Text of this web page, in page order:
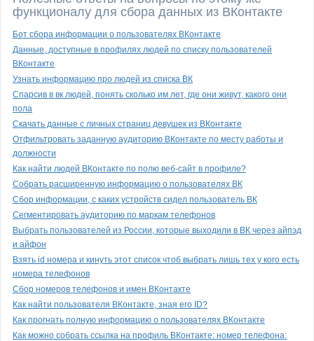
функционалу для сбора данных из ВКонтакте
Бот сбора информации о пользователях ВКонтакте
Данные, доступные в профилях людей по списку пользователей
ВКонтакте
Узнать информацию про людей из списка ВК
Спарсив в вк людей, понять сколько им лет, где они живут, какого они
пола
Скачать данные с личных страниц девушек из ВКонтакте
Отфильтровать заданную аудиторию ВКонтакте по месту работы и
должности
Как найти людей ВКонтакте по полю веб-сайт в профиле?
Собрать расширенную информацию о пользователях ВК
Сбор информации, с каких устройств сидел пользователь ВК
Сегментировать аудиторию по маркам телефонов
Выбрать пользователей из России, которые выходили в ВК через айпэд
и айфон
Взять id номера и кинуть этот список чтоб выбрать лишь тех у кого есть
номера телефонов
Сбор номеров телефонов и имен ВКонтакте
Как найти пользователя ВКонтакте, зная его ID?
Как прогнать полную информацию о пользователях ВКонтакте
Как можно собрать ссылка на профиль ВКонтакте: номер телефона: